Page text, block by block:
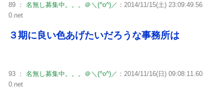
89 ： 名無し募集中。。。＠＼(^o^)／ ：2014/11/15(土) 23:09:49.56
0.net
３期に良い色あげたいだろうな事務所は
93 ： 名無し募集中。。。＠＼(^o^)／ ：2014/11/16(日) 09:08:11.60
0.net